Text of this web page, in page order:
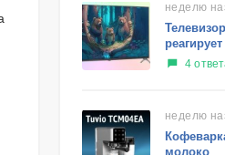
неделю
4
неделю
молоко